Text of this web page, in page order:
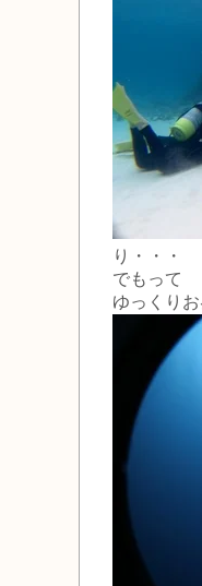
り・・・
でもって
ゆっくり